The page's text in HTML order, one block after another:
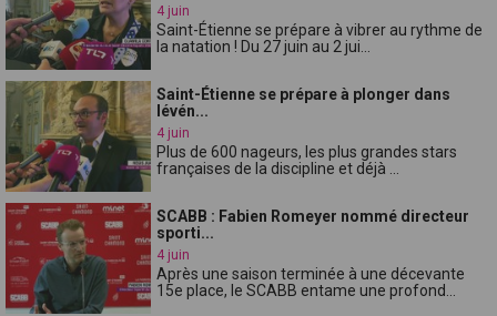
4 juin
Saint-Étienne se prépare à vibrer au rythme de
la natation ! Du 27 juin au 2 jui...
Saint-Étienne se prépare à plonger dans
lévén...
4 juin
Plus de 600 nageurs, les plus grandes stars
françaises de la discipline et déjà ...
SCABB : Fabien Romeyer nommé directeur
sporti...
4 juin
Après une saison terminée à une décevante
15e place, le SCABB entame une profond...